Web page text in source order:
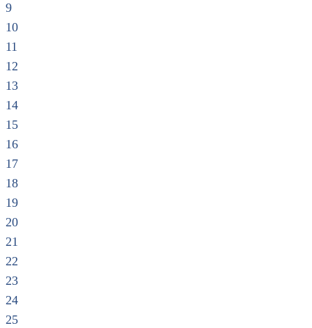
9
10
11
12
13
14
15
16
17
18
19
20
21
22
23
24
25